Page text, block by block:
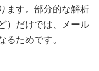
ます。部分的な解析
）だけでは、メール
ためです。